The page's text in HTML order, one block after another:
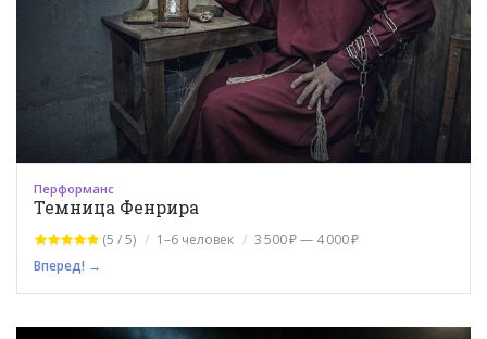
Перформанс
Темница Фенрира
(5 / 5) 1–6 человек
3 500 ₽ — 4 000 ₽
Вперед! →